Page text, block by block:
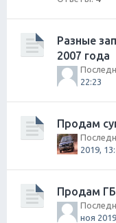
Разные
2007 года
22:23
Продам
2019,
Продам
ноя